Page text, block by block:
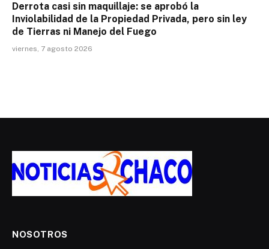
Derrota casi sin maquillaje: se aprobó la
Inviolabilidad de la Propiedad Privada, pero sin ley
de Tierras ni Manejo del Fuego
viernes, 7 agosto 2026
NOSOTROS